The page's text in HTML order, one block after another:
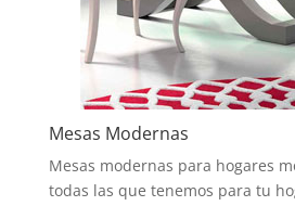
Mesas Modernas
Mesas modernas para hogares
todas las que tenemos para tu